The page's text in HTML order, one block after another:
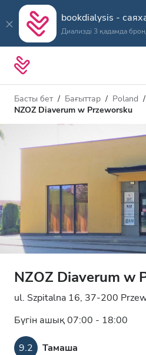
bookdialysis -
Диализді 3 қадамда
Басты бет Бағыттар Poland
NZOZ Diaverum w Przeworsku
NZOZ Diaverum w
ul. Szpitalna 16, 37-200
Бүгін ашық 07:00 - 18:00
9.2 Тамаша